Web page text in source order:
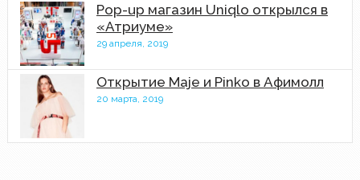
Pop-up магазин Uniqlo открылся в
«Атриуме»
29 апреля, 2019
Открытие Maje и Pinko в Афимолл
20 марта, 2019